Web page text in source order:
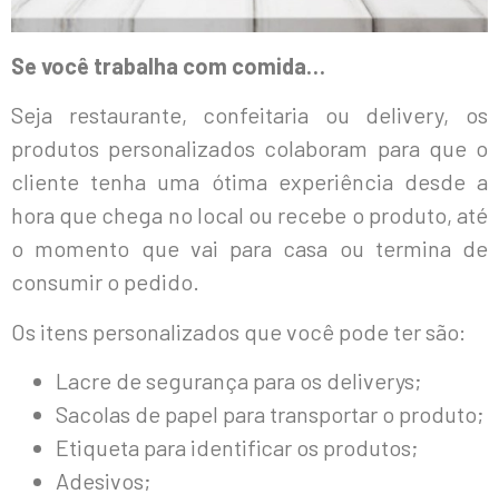
Se você trabalha com comida…
Seja restaurante, confeitaria ou delivery, os
produtos personalizados colaboram para que o
cliente tenha uma ótima experiência desde a
hora que chega no local ou recebe o produto, até
o momento que vai para casa ou termina de
consumir o pedido.
Os itens personalizados que você pode ter são:
Lacre de segurança para os deliverys;
Sacolas de papel para transportar o produto;
Etiqueta para identificar os produtos;
Adesivos;